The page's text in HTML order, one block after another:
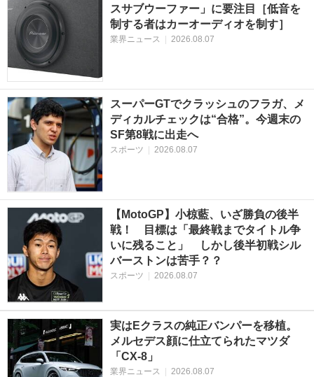
スサブウーファー」に要注目［低音を
制する者はカーオーディオを制す］
業界ニュース 2026.08.07
スーパーGTでクラッシュのフラガ、メ
ディカルチェックは“合格”。今週末の
SF第8戦に出走へ
スポーツ | 2026.08.07
【MotoGP】小椋藍、いざ勝負の後半
戦！ 目標は「最終戦までタイトル争
いに残ること」 しかし後半初戦シル
バーストンは苦手？？
スポーツ | 2026.08.07
実はEクラスの純正バンパーを移植。
メルセデス顔に仕立てられたマツダ
「CX-8」
業界ニュース | 2026.08.07